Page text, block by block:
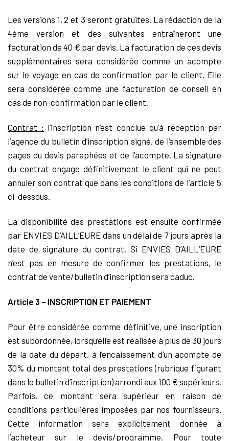
Les versions 1, 2 et 3 seront gratuites. La rédaction de la
4ème version et des suivantes entraîneront une
facturation de 40 € par devis. La facturation de ces devis
supplémentaires sera considérée comme un acompte
sur le voyage en cas de confirmation par le client. Elle
sera considérée comme une facturation de conseil en
cas de non-confirmation par le client.
Contrat : l’inscription n’est conclue qu’à réception par
l’agence du bulletin d’inscription signé, de l’ensemble des
pages du devis paraphées et de l’acompte. La signature
du contrat engage définitivement le client qui ne peut
annuler son contrat que dans les conditions de l’article 5
ci-dessous.
La disponibilité des prestations est ensuite confirmée
par ENVIES D’AILL’EURE dans un délai de 7 jours après la
date de signature du contrat. Si ENVIES D’AILL’EURE
n’est pas en mesure de confirmer les prestations, le
contrat de vente/bulletin d’inscription sera caduc.
Article 3 – INSCRIPTION ET PAIEMENT
Pour être considérée comme définitive, une inscription
est subordonnée, lorsqu’elle est réalisée à plus de 30 jours
de la date du départ, à l’encaissement d’un acompte de
30% du montant total des prestations (rubrique figurant
dans le bulletin d’inscription) arrondi aux 100 € supérieurs.
Parfois, ce montant sera supérieur en raison de
conditions particulières imposées par nos fournisseurs.
Cette information sera explicitement donnée à
l’acheteur sur le devis/programme. Pour toute